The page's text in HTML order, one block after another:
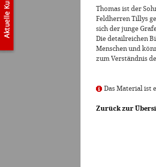
Thomas ist der
Feldherren Tillys
sich der junge
Die detailreichen
Menschen und
zum Verständnis
Das Material ist
Zurück zur